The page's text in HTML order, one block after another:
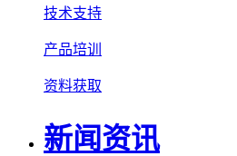
技术支持
产品培训
资料获取
新闻资讯